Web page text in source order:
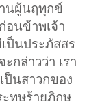
นผู้นฤทุกข์
อนข้าพเจ้า
ป็นประภัสสร
กล่าวว่า เรา
ป็นสาวกของ
ะทุษร้ายภิกษุ